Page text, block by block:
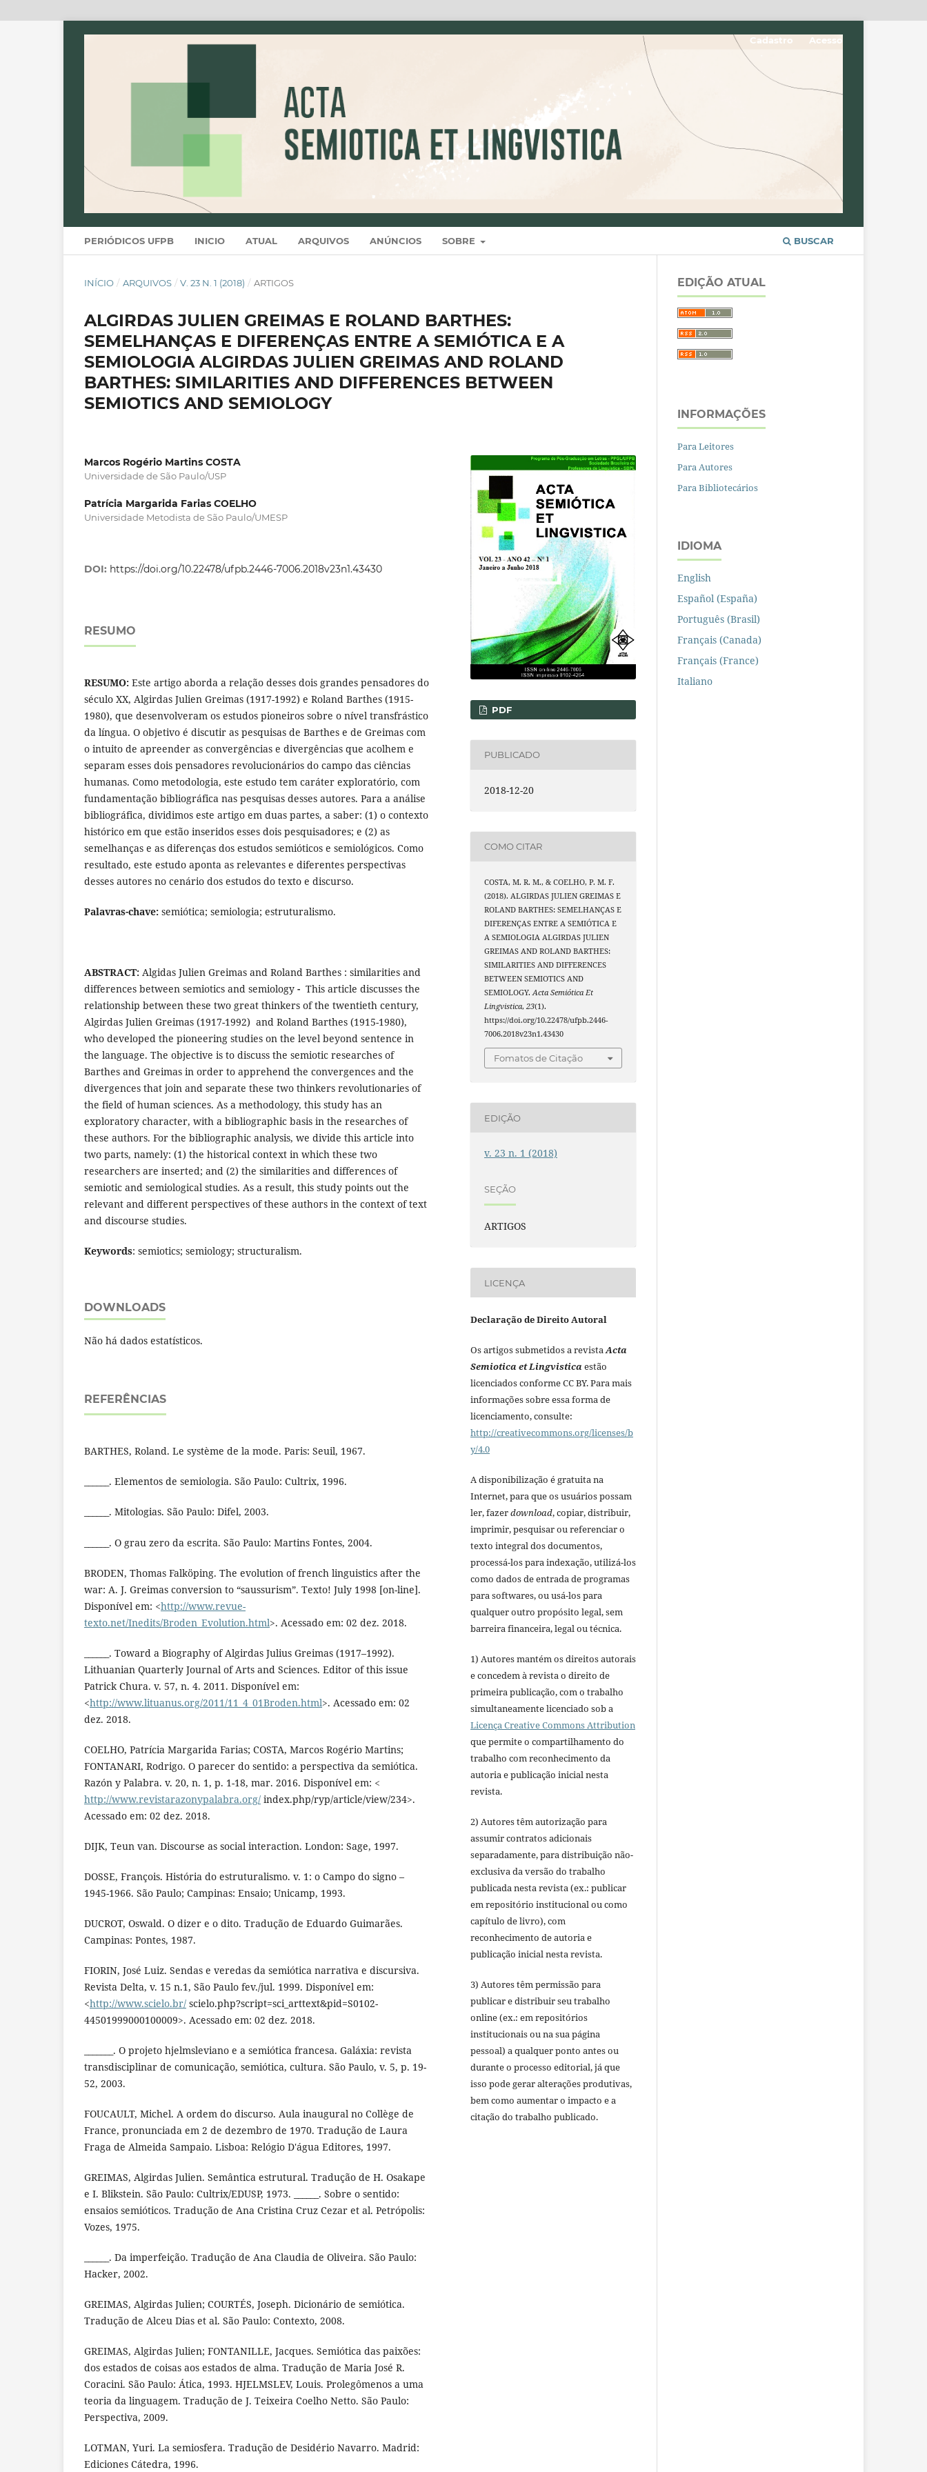
PERIÓDICOS UFPB INICIO ATUAL ARQUIVOS ANÚNCIOS SOBRE BUSCAR
Cadastro Acesso
INÍCIO / ARQUIVOS / V. 23 N. 1 (2018) / ARTIGOS
ALGIRDAS JULIEN GREIMAS E ROLAND BARTHES:
SEMELHANÇAS E DIFERENÇAS ENTRE A SEMIÓTICA E A
SEMIOLOGIA ALGIRDAS JULIEN GREIMAS AND ROLAND
BARTHES: SIMILARITIES AND DIFFERENCES BETWEEN
SEMIOTICS AND SEMIOLOGY
Marcos Rogério Martins COSTA
Universidade de São Paulo/USP
Patrícia Margarida Farias COELHO
Universidade Metodista de São Paulo/UMESP
DOI: https://doi.org/10.22478/ufpb.2446-7006.2018v23n1.43430
RESUMO
RESUMO: Este artigo aborda a relação desses dois grandes pensadores do
século XX, Algirdas Julien Greimas (1917-1992) e Roland Barthes (1915-
1980), que desenvolveram os estudos pioneiros sobre o nível transfrástico
da língua. O objetivo é discutir as pesquisas de Barthes e de Greimas com
o intuito de apreender as convergências e divergências que acolhem e
separam esses dois pensadores revolucionários do campo das ciências
humanas. Como metodologia, este estudo tem caráter exploratório, com
fundamentação bibliográfica nas pesquisas desses autores. Para a análise
bibliográfica, dividimos este artigo em duas partes, a saber: (1) o contexto
histórico em que estão inseridos esses dois pesquisadores; e (2) as
semelhanças e as diferenças dos estudos semióticos e semiológicos. Como
resultado, este estudo aponta as relevantes e diferentes perspectivas
desses autores no cenário dos estudos do texto e discurso.
Palavras-chave: semiótica; semiologia; estruturalismo.
ABSTRACT: Algidas Julien Greimas and Roland Barthes : similarities and
differences between semiotics and semiology - This article discusses the
relationship between these two great thinkers of the twentieth century,
Algirdas Julien Greimas (1917-1992) and Roland Barthes (1915-1980),
who developed the pioneering studies on the level beyond sentence in
the language. The objective is to discuss the semiotic researches of
Barthes and Greimas in order to apprehend the convergences and the
divergences that join and separate these two thinkers revolutionaries of
the field of human sciences. As a methodology, this study has an
exploratory character, with a bibliographic basis in the researches of
these authors. For the bibliographic analysis, we divide this article into
two parts, namely: (1) the historical context in which these two
researchers are inserted; and (2) the similarities and differences of
semiotic and semiological studies. As a result, this study points out the
relevant and different perspectives of these authors in the context of text
and discourse studies.
Keywords: semiotics; semiology; structuralism.
DOWNLOADS
Não há dados estatísticos.
REFERÊNCIAS
BARTHES, Roland. Le système de la mode. Paris: Seuil, 1967.
______. Elementos de semiologia. São Paulo: Cultrix, 1996.
______. Mitologias. São Paulo: Difel, 2003.
______. O grau zero da escrita. São Paulo: Martins Fontes, 2004.
BRODEN, Thomas Falköping. The evolution of french linguistics after the
war: A. J. Greimas conversion to “saussurism”. Texto! July 1998 [on-line].
Disponível em: <http://www.revue-
texto.net/Inedits/Broden_Evolution.html>. Acessado em: 02 dez. 2018.
______. Toward a Biography of Algirdas Julius Greimas (1917–1992).
Lithuanian Quarterly Journal of Arts and Sciences. Editor of this issue
Patrick Chura. v. 57, n. 4. 2011. Disponível em:
<http://www.lituanus.org/2011/11_4_01Broden.html>. Acessado em: 02
dez. 2018.
COELHO, Patrícia Margarida Farias; COSTA, Marcos Rogério Martins;
FONTANARI, Rodrigo. O parecer do sentido: a perspectiva da semiótica.
Razón y Palabra. v. 20, n. 1, p. 1-18, mar. 2016. Disponível em: <
http://www.revistarazonypalabra.org/ index.php/ryp/article/view/234>.
Acessado em: 02 dez. 2018.
DIJK, Teun van. Discourse as social interaction. London: Sage, 1997.
DOSSE, François. História do estruturalismo. v. 1: o Campo do signo –
1945-1966. São Paulo; Campinas: Ensaio; Unicamp, 1993.
DUCROT, Oswald. O dizer e o dito. Tradução de Eduardo Guimarães.
Campinas: Pontes, 1987.
FIORIN, José Luiz. Sendas e veredas da semiótica narrativa e discursiva.
Revista Delta, v. 15 n.1, São Paulo fev./jul. 1999. Disponível em:
<http://www.scielo.br/ scielo.php?script=sci_arttext&pid=S0102-
44501999000100009>. Acessado em: 02 dez. 2018.
_______. O projeto hjelmsleviano e a semiótica francesa. Galáxia: revista
transdisciplinar de comunicação, semiótica, cultura. São Paulo, v. 5, p. 19-
52, 2003.
FOUCAULT, Michel. A ordem do discurso. Aula inaugural no Collège de
France, pronunciada em 2 de dezembro de 1970. Tradução de Laura
Fraga de Almeida Sampaio. Lisboa: Relógio D'água Editores, 1997.
GREIMAS, Algirdas Julien. Semântica estrutural. Tradução de H. Osakape
e I. Blikstein. São Paulo: Cultrix/EDUSP, 1973. ______. Sobre o sentido:
ensaios semióticos. Tradução de Ana Cristina Cruz Cezar et al. Petrópolis:
Vozes, 1975.
______. Da imperfeição. Tradução de Ana Claudia de Oliveira. São Paulo:
Hacker, 2002.
GREIMAS, Algirdas Julien; COURTÉS, Joseph. Dicionário de semiótica.
Tradução de Alceu Dias et al. São Paulo: Contexto, 2008.
GREIMAS, Algirdas Julien; FONTANILLE, Jacques. Semiótica das paixões:
dos estados de coisas aos estados de alma. Tradução de Maria José R.
Coracini. São Paulo: Ática, 1993. HJELMSLEV, Louis. Prolegômenos a uma
teoria da linguagem. Tradução de J. Teixeira Coelho Netto. São Paulo:
Perspectiva, 2009.
LOTMAN, Yuri. La semiosfera. Tradução de Desidério Navarro. Madrid:
Ediciones Cátedra, 1996.
PDF
PUBLICADO
2018-12-20
COMO CITAR
COSTA, M. R. M., & COELHO, P. M. F.
(2018). ALGIRDAS JULIEN GREIMAS E
ROLAND BARTHES: SEMELHANÇAS E
DIFERENÇAS ENTRE A SEMIÓTICA E
A SEMIOLOGIA ALGIRDAS JULIEN
GREIMAS AND ROLAND BARTHES:
SIMILARITIES AND DIFFERENCES
BETWEEN SEMIOTICS AND
SEMIOLOGY.Acta Semiótica Et
Lingvistica,23(1).
https://doi.org/10.22478/ufpb.2446-
7006.2018v23n1.43430
Fomatos de Citação
EDIÇÃO
v. 23 n. 1 (2018)
SEÇÃO
ARTIGOS
LICENÇA
Declaração de Direito Autoral
Os artigos submetidos a revistaActa
Semiotica et Lingvistica estão
licenciados conforme CC BY. Para mais
informações sobre essa forma de
licenciamento, consulte:
http://creativecommons.org/licenses/b
y/4.0
A disponibilização é gratuita na
Internet, para que os usuários possam
ler, fazerdownload, copiar, distribuir,
imprimir, pesquisar ou referenciar o
texto integral dos documentos,
processá-los para indexação, utilizá-los
como dados de entrada de programas
para softwares, ou usá-los para
qualquer outro propósito legal, sem
barreira financeira, legal ou técnica.
1) Autores mantém os direitos autorais
e concedem à revista o direito de
primeira publicação, com o trabalho
simultaneamente licenciado sob a
Licença Creative Commons Attribution
que permite o compartilhamento do
trabalho com reconhecimento da
autoria e publicação inicial nesta
revista.
2) Autores têm autorização para
assumir contratos adicionais
separadamente, para distribuição não-
exclusiva da versão do trabalho
publicada nesta revista (ex.: publicar
em repositório institucional ou como
capítulo de livro), com
reconhecimento de autoria e
publicação inicial nesta revista.
3) Autores têm permissão para
publicar e distribuir seu trabalho
online (ex.: em repositórios
institucionais ou na sua página
pessoal) a qualquer ponto antes ou
durante o processo editorial, já que
isso pode gerar alterações produtivas,
bem como aumentar o impacto e a
citação do trabalho publicado.
EDIÇÃO ATUAL
INFORMAÇÕES
Para Leitores
Para Autores
Para Bibliotecários
IDIOMA
English
Español (España)
Português (Brasil)
Français (Canada)
Français (France)
Italiano